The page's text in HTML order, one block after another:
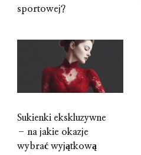
sportowej?
Sukienki ekskluzywne
– na jakie okazje
wybrać wyjątkową